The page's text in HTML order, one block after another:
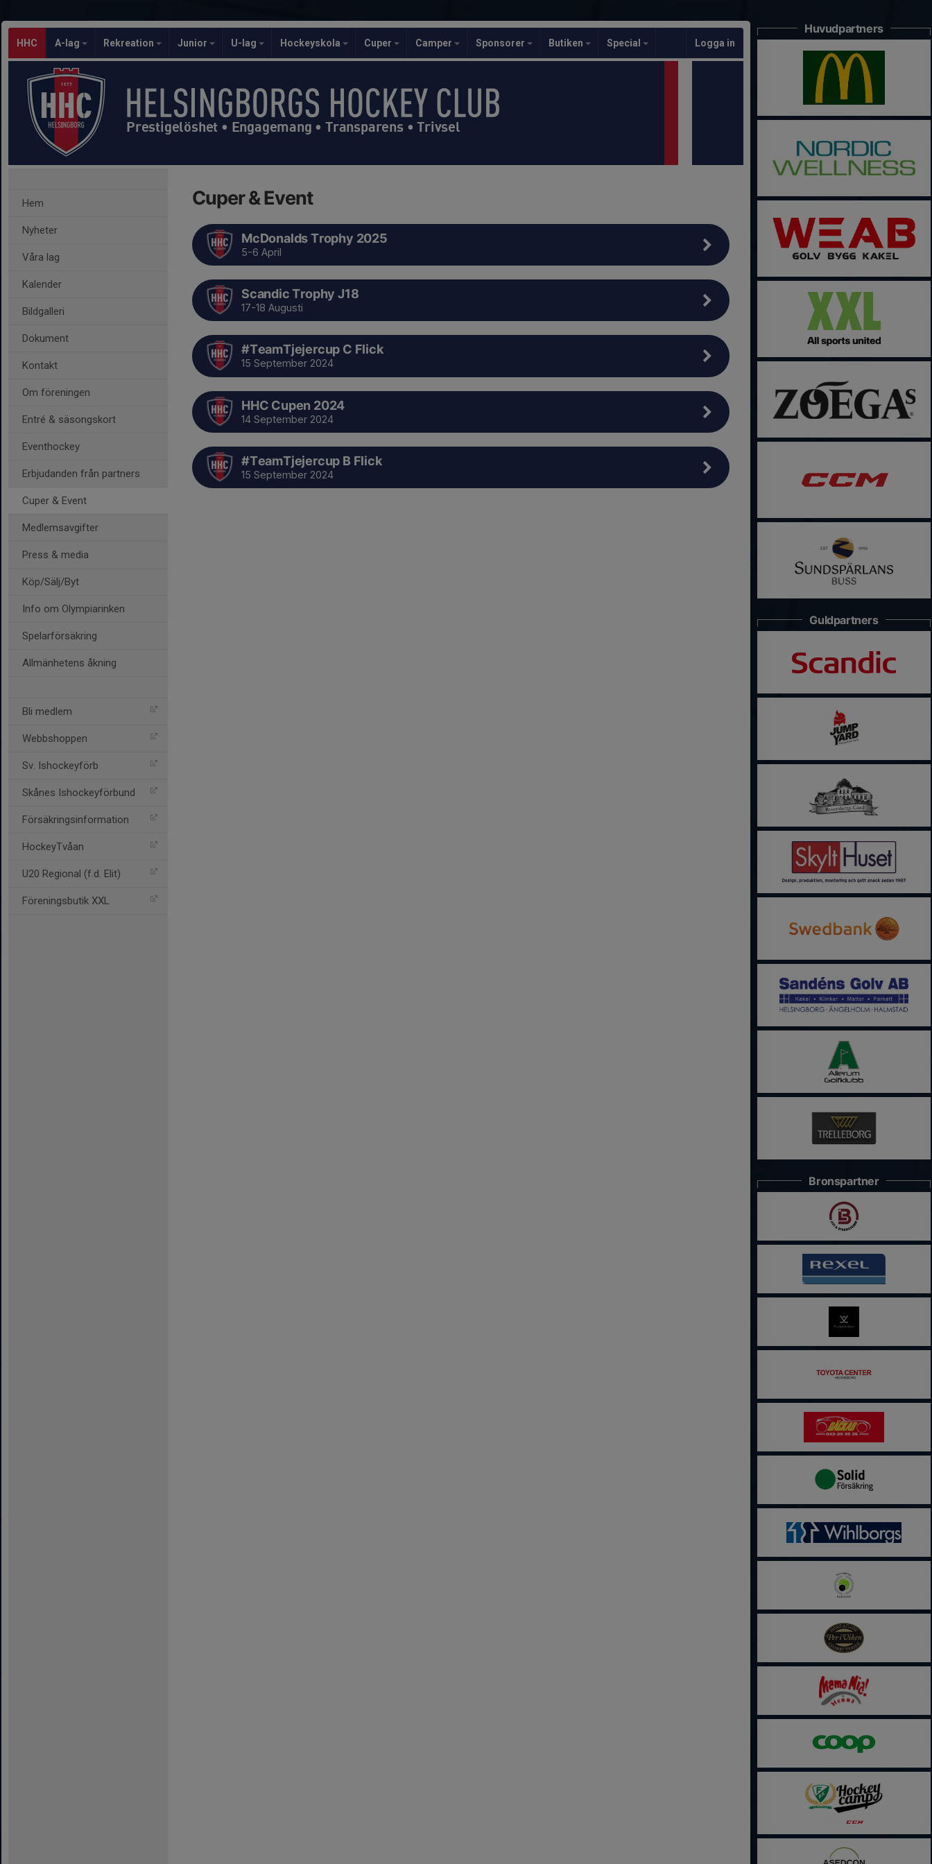
HHC A-lag Rekreation Junior U-lag Hockeyskola Cuper Camper Sponsorer Butiken Special Logga in
Prestigelöshet • Engagemang • Transparens • Trivsel
Hem
Nyheter
Våra lag
Kalender
Bildgalleri
Dokument
Kontakt
Om föreningen
Entré & säsongskort
Eventhockey
Erbjudanden från partners
Cuper & Event
Medlemsavgifter
Press & media
Köp/Sälj/Byt
Info om Olympiarinken
Spelarförsäkring
Allmänhetens åkning
Bli medlem
Webbshoppen
Sv. Ishockeyförb
Skånes Ishockeyförbund
Försäkringsinformation
HockeyTvåan
U20 Regional (f.d. Elit)
Föreningsbutik XXL
Cuper & Event
McDonalds Trophy 2025
5-6 April
Scandic Trophy J18
17-18 Augusti
#TeamTjejercup C Flick
15 September 2024
HHC Cupen 2024
14 September 2024
#TeamTjejercup B Flick
15 September 2024
Huvudpartners
Guldpartners
Bronspartner